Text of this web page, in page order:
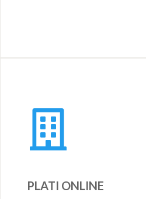
PLATI ONLINE